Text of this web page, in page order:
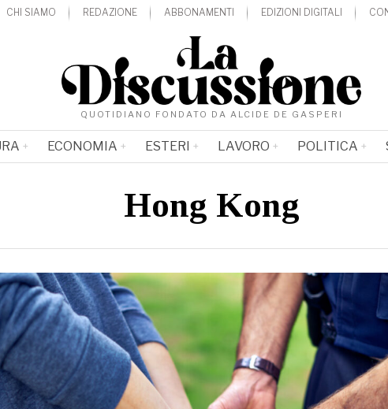
CHI SIAMO REDAZIONE ABBONAMENTI EDIZIONI DIGITALI
QUOTIDIANO FONDATO DA ALCIDE DE GASPERI
ECONOMIA ESTERI LAVORO POLITICA
Hong Kong